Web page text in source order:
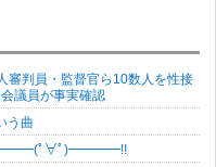
判員・監督官ら10数人を性接
議員が事実確認
う曲
ﾀ━━━━(ﾟ∀ﾟ)━━━━!!